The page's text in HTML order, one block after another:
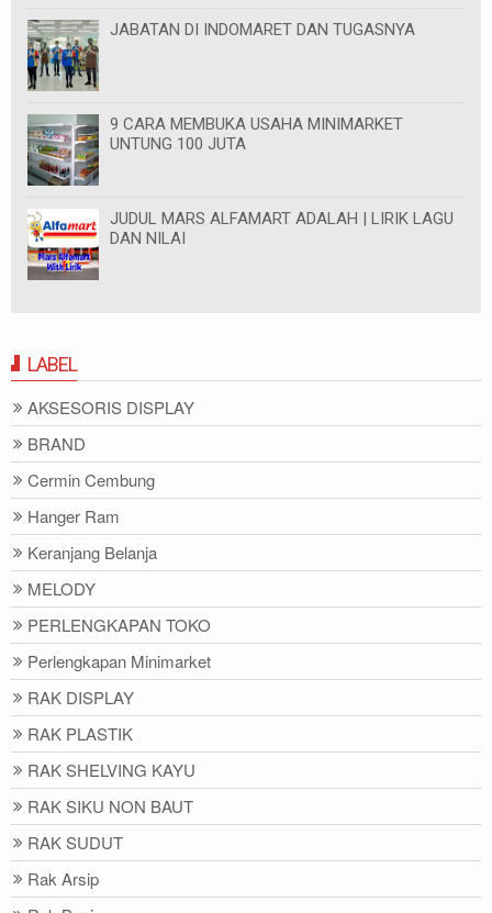
JABATAN DI INDOMARET DAN TUGASNYA
9 CARA MEMBUKA USAHA MINIMARKET
UNTUNG 100 JUTA
JUDUL MARS ALFAMART ADALAH | LIRIK LAGU
DAN NILAI
LABEL
AKSESORIS DISPLAY
BRAND
Cermin Cembung
Hanger Ram
Keranjang Belanja
MELODY
PERLENGKAPAN TOKO
Perlengkapan Minimarket
RAK DISPLAY
RAK PLASTIK
RAK SHELVING KAYU
RAK SIKU NON BAUT
RAK SUDUT
Rak Arsip